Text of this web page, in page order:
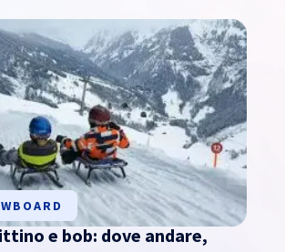
e bob: dove andare,